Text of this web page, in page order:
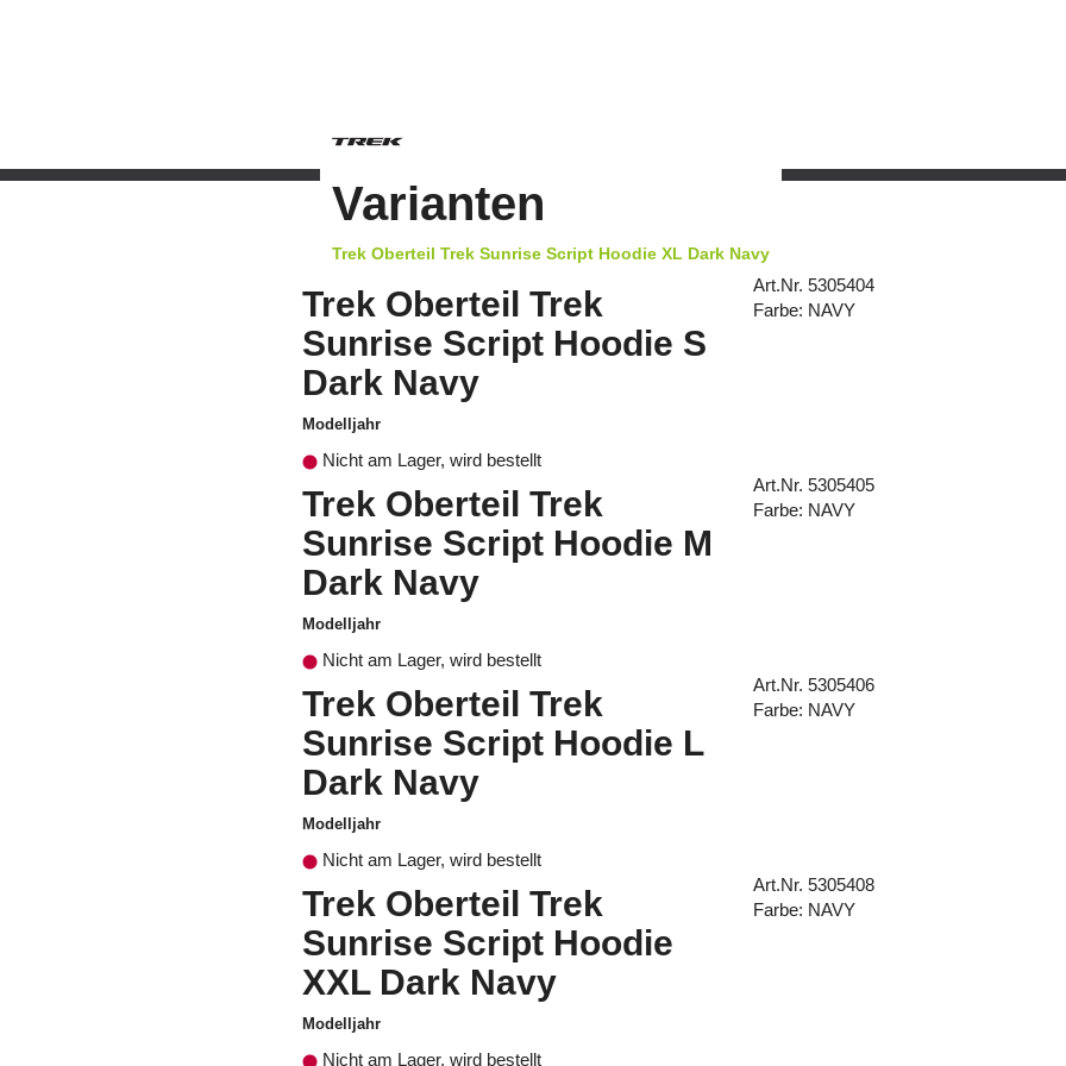
Varianten
Trek Oberteil Trek Sunrise Script Hoodie XL Dark Navy
Trek Oberteil Trek
Sunrise Script Hoodie S
Dark Navy
Modelljahr
Nicht am Lager, wird bestellt
Art.Nr. 5305404
Farbe: NAVY
Trek Oberteil Trek
Sunrise Script Hoodie M
Dark Navy
Modelljahr
Nicht am Lager, wird bestellt
Art.Nr. 5305405
Farbe: NAVY
Trek Oberteil Trek
Sunrise Script Hoodie L
Dark Navy
Modelljahr
Nicht am Lager, wird bestellt
Art.Nr. 5305406
Farbe: NAVY
Trek Oberteil Trek
Sunrise Script Hoodie
XXL Dark Navy
Modelljahr
Nicht am Lager, wird bestellt
Art.Nr. 5305408
Farbe: NAVY